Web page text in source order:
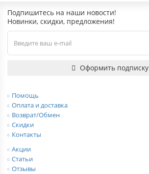
Подпишитесь на наши новости!
Новинки, скидки, предложения!
Оформить подписку
Помощь
Оплата и доставка
Возврат/Обмен
Скидки
Контакты
Акции
Статьи
Отзывы